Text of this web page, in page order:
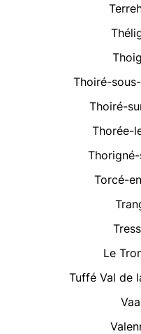
Thoiré-
Thoiré-
Thorée-
Torcé-
Le
Tuffé Val de